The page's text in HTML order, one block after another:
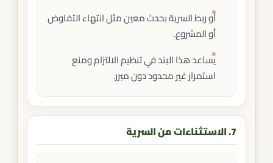
أو ربط السرية بحدث معين مثل انتهاء التفاوض
أو المشروع.
يساعد هذا البند في تنظيم الالتزام ومنع
استمرار غير محدود دون مبرر.
7. الاستثناءات من السرية